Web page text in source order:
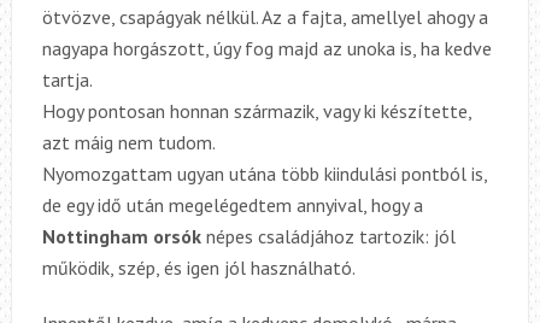
ötvözve, csapágyak nélkül. Az a fajta, amellyel ahogy a
nagyapa horgászott, úgy fog majd az unoka is, ha kedve
tartja.
Hogy pontosan honnan származik, vagy ki készítette,
azt máig nem tudom.
Nyomozgattam ugyan utána több kiindulási pontból is,
de egy idő után megelégedtem annyival, hogy a
Nottingham orsóknépes családjához tartozik: jól
működik, szép, és igen jól használható.